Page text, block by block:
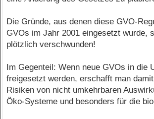
Die Gründe, aus denen diese GVO-
GVOs im Jahr 2001 eingesetzt wurde,
plötzlich verschwunden!
Im Gegenteil: Wenn neue GVOs in die
freigesetzt werden, erschafft man
Risiken von nicht umkehrbaren
Öko-Systeme und besonders für die